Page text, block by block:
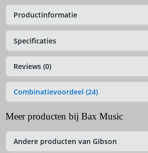
Productinformatie
Specificaties
Reviews (0)
Combinatievoordeel (24)
Meer producten bij Bax Music
Andere producten van Gibson